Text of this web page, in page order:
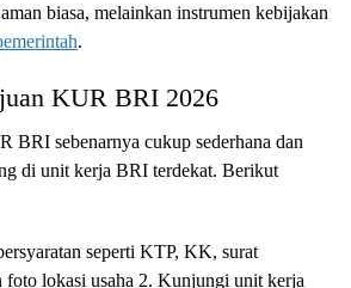
biasa, melainkan instrumen kebijakan
.
KUR BRI 2026
BRI sebenarnya cukup sederhana dan
di unit kerja BRI terdekat. Berikut
seperti KTP, KK, surat
foto lokasi usaha 2. Kunjungi unit kerja